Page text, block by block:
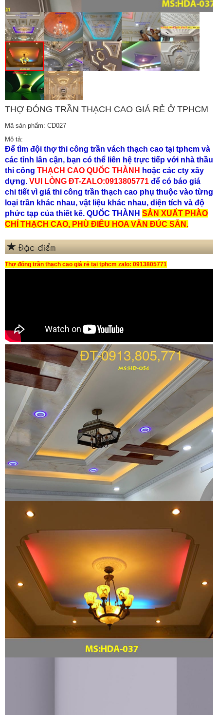
THỢ ĐÓNG TRẦN THẠCH CAO GIÁ RẺ Ở TPHCM
Mã sản phẩm: CD027
Mô tả:
Để tìm đội thợ thi công trần vách thạch cao tại tphcm và
các tỉnh lân cận, bạn có thể liên hệ trực tiếp với nhà thầu
thi công THẠCH CAO QUỐC THÀNH hoặc các cty xây
dựng. VUI LÒNG ĐT-ZALO:0913805771 để có báo giá
chi tiết vì giá thi công trần thạch cao phụ thuộc vào từng
loại trần khác nhau, vật liệu khác nhau, diện tích và độ
phức tạp của thiết kế. QUỐC THÀNH SẢN XUẤT PHÀO
CHỈ THẠCH CAO, PHÙ ĐIÊU HOA VĂN ĐÚC SẴN.
Đặc điểm
Thợ đóng trần thạch cao giá rẻ tại tphcm zalo: 0913805771